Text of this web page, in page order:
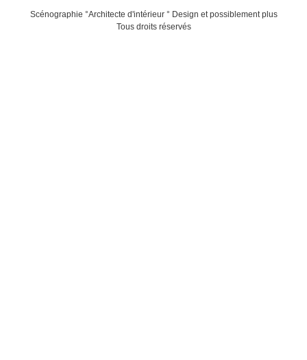
Scénographie °Architecte d'intérieur ° Design et possiblement plus
Tous droits réservés